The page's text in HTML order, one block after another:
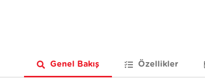
Genel Bakış Özellikler